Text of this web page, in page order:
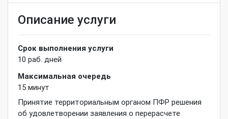
Описание услуги
Срок выполнения услуги
10 раб. дней
Максимальная очередь
15 минут
Принятие территориальным органом ПФР решения
об удовлетворении заявления о перерасчете